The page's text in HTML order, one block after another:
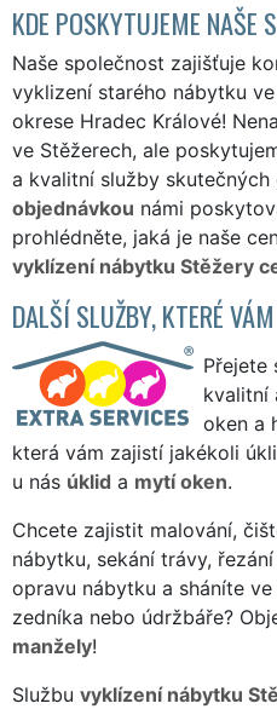
KDE POSKYTUJEME NAŠE
Naše společnost zajišťuje
vyklizení starého nábytku
okrese Hradec Králové!
ve Stěžerech, ale
a kvalitní služby skutečných
objednávkou námi
prohlédněte, jaká je naše
vyklízení nábytku Stěžery
DALŠÍ SLUŽBY, KTERÉ
Přejete
kvalitní
oken a
která vám zajistí jakékoli
u nás úklid a mytí oken.
Chcete zajistit malování,
nábytku, sekání trávy,
opravu nábytku a sháníte
zedníka nebo údržbáře?
manžely!
Službu vyklízení nábytku